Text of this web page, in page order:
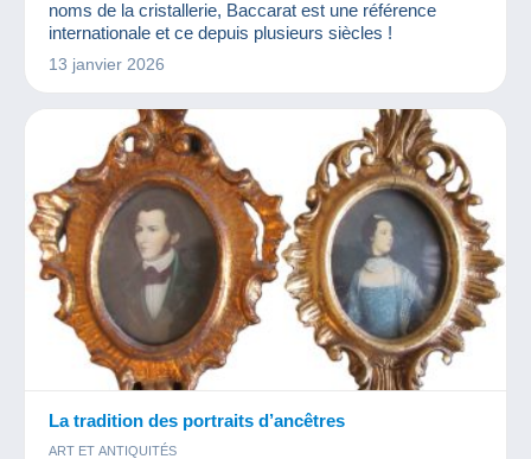
noms de la cristallerie, Baccarat est une référence
internationale et ce depuis plusieurs siècles !
13 janvier 2026
La tradition des portraits d’ancêtres
ART ET ANTIQUITÉS